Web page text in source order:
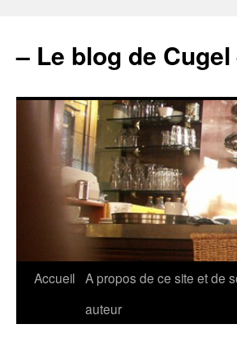
– Le blog de Cugel
Accueil A propos de ce site et de
auteur